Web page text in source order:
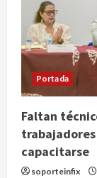
Portada
Faltan
capacitarse
soporteinfix